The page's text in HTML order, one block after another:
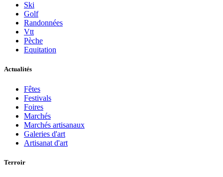
Ski
Golf
Randonnées
Vtt
Pèche
Equitation
Actualités
Fêtes
Festivals
Foires
Marchés
Marchés artisanaux
Galeries d'art
Artisanat d'art
Terroir